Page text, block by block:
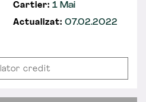
Cartier: 1 Mai
Actualizat: 07.02.2022
credit